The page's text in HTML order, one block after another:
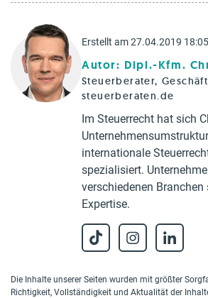
Erstellt am 27.04.2019
Autor: Dipl.-Kfm.
Steuerberater,
steuerberaten.de
Im Steuerrecht hat sich
internationale
spezialisiert.
verschiedenen
Expertise.
Die Inhalte unserer Seiten wurden mit größter
Richtigkeit, Vollständigkeit und Aktualität der